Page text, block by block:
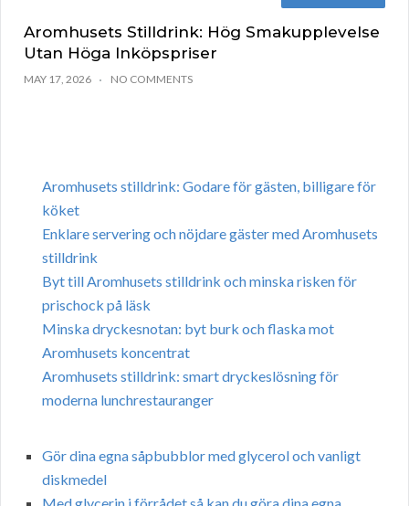
Aromhusets Stilldrink: Hög Smakupplevelse
Utan Höga Inköpspriser
MAY 17, 2026 NO COMMENTS
Aromhusets stilldrink: Godare för gästen, billigare för
köket
Enklare servering och nöjdare gäster med Aromhusets
stilldrink
Byt till Aromhusets stilldrink och minska risken för
prischock på läsk
Minska dryckesnotan: byt burk och flaska mot
Aromhusets koncentrat
Aromhusets stilldrink: smart dryckeslösning för
moderna lunchrestauranger
Gör dina egna såpbubblor med glycerol och vanligt
diskmedel